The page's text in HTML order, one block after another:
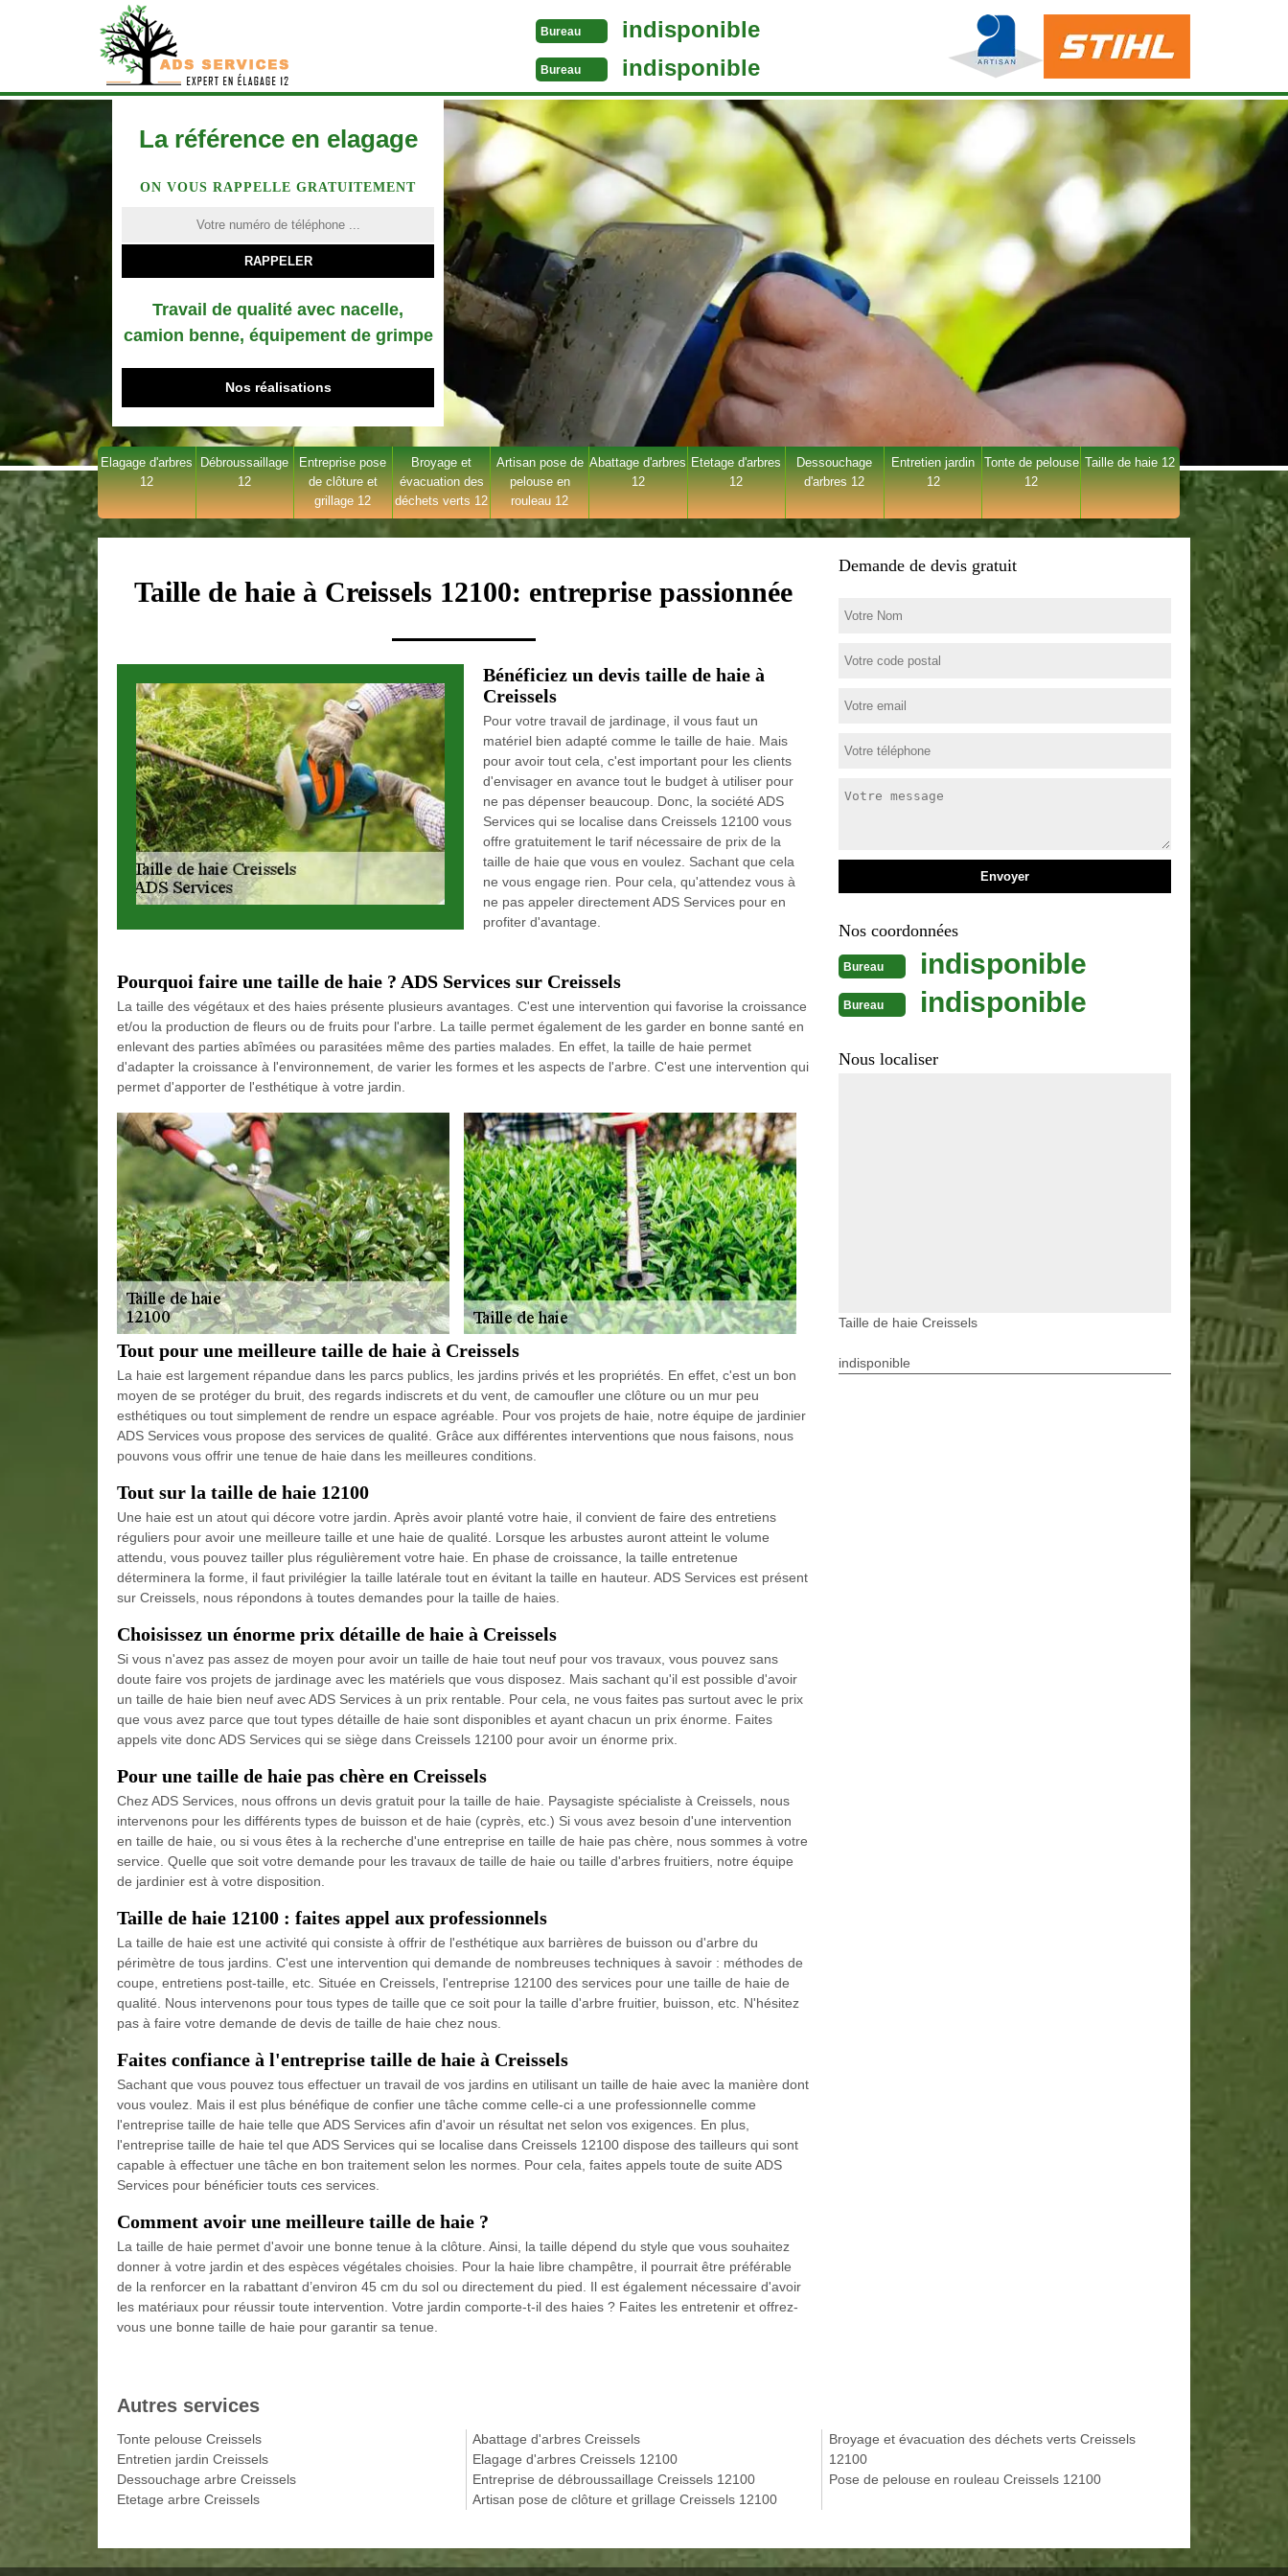
Bureau indisponible
Bureau indisponible
La référence en elagage
ON VOUS RAPPELLE GRATUITEMENT
Travail de qualité avec nacelle,
camion benne, équipement de grimpe
Nos réalisations
Elagage d'arbres
12
Débroussaillage
12
Entreprise pose
de clôture et
grillage 12
Broyage et
évacuation des
déchets verts 12
Artisan pose de
pelouse en
rouleau 12
Abattage d'arbres
12
Etetage d'arbres
12
Dessouchage
d'arbres 12
Entretien jardin
12
Tonte de pelouse
12
Taille de haie 12
Taille de haie à Creissels 12100: entreprise passionnée
Bénéficiez un devis taille de haie à
Creissels
Pour votre travail de jardinage, il vous faut un
matériel bien adapté comme le taille de haie. Mais
pour avoir tout cela, c'est important pour les clients
d'envisager en avance tout le budget à utiliser pour
ne pas dépenser beaucoup. Donc, la société ADS
Services qui se localise dans Creissels 12100 vous
offre gratuitement le tarif nécessaire de prix de la
taille de haie que vous en voulez. Sachant que cela
ne vous engage rien. Pour cela, qu'attendez vous à
ne pas appeler directement ADS Services pour en
profiter d'avantage.
Pourquoi faire une taille de haie ? ADS Services sur Creissels
La taille des végétaux et des haies présente plusieurs avantages. C'est une intervention qui favorise la croissance
et/ou la production de fleurs ou de fruits pour l'arbre. La taille permet également de les garder en bonne santé en
enlevant des parties abîmées ou parasitées même des parties malades. En effet, la taille de haie permet
d'adapter la croissance à l'environnement, de varier les formes et les aspects de l'arbre. C'est une intervention qui
permet d'apporter de l'esthétique à votre jardin.
Tout pour une meilleure taille de haie à Creissels
La haie est largement répandue dans les parcs publics, les jardins privés et les propriétés. En effet, c'est un bon
moyen de se protéger du bruit, des regards indiscrets et du vent, de camoufler une clôture ou un mur peu
esthétiques ou tout simplement de rendre un espace agréable. Pour vos projets de haie, notre équipe de jardinier
ADS Services vous propose des services de qualité. Grâce aux différentes interventions que nous faisons, nous
pouvons vous offrir une tenue de haie dans les meilleures conditions.
Tout sur la taille de haie 12100
Une haie est un atout qui décore votre jardin. Après avoir planté votre haie, il convient de faire des entretiens
réguliers pour avoir une meilleure taille et une haie de qualité. Lorsque les arbustes auront atteint le volume
attendu, vous pouvez tailler plus régulièrement votre haie. En phase de croissance, la taille entretenue
déterminera la forme, il faut privilégier la taille latérale tout en évitant la taille en hauteur. ADS Services est présent
sur Creissels, nous répondons à toutes demandes pour la taille de haies.
Choisissez un énorme prix détaille de haie à Creissels
Si vous n'avez pas assez de moyen pour avoir un taille de haie tout neuf pour vos travaux, vous pouvez sans
doute faire vos projets de jardinage avec les matériels que vous disposez. Mais sachant qu'il est possible d'avoir
un taille de haie bien neuf avec ADS Services à un prix rentable. Pour cela, ne vous faites pas surtout avec le prix
que vous avez parce que tout types détaille de haie sont disponibles et ayant chacun un prix énorme. Faites
appels vite donc ADS Services qui se siège dans Creissels 12100 pour avoir un énorme prix.
Pour une taille de haie pas chère en Creissels
Chez ADS Services, nous offrons un devis gratuit pour la taille de haie. Paysagiste spécialiste à Creissels, nous
intervenons pour les différents types de buisson et de haie (cyprès, etc.) Si vous avez besoin d'une intervention
en taille de haie, ou si vous êtes à la recherche d'une entreprise en taille de haie pas chère, nous sommes à votre
service. Quelle que soit votre demande pour les travaux de taille de haie ou taille d'arbres fruitiers, notre équipe
de jardinier est à votre disposition.
Taille de haie 12100 : faites appel aux professionnels
La taille de haie est une activité qui consiste à offrir de l'esthétique aux barrières de buisson ou d'arbre du
périmètre de tous jardins. C'est une intervention qui demande de nombreuses techniques à savoir : méthodes de
coupe, entretiens post-taille, etc. Située en Creissels, l'entreprise 12100 des services pour une taille de haie de
qualité. Nous intervenons pour tous types de taille que ce soit pour la taille d'arbre fruitier, buisson, etc. N'hésitez
pas à faire votre demande de devis de taille de haie chez nous.
Faites confiance à l'entreprise taille de haie à Creissels
Sachant que vous pouvez tous effectuer un travail de vos jardins en utilisant un taille de haie avec la manière dont
vous voulez. Mais il est plus bénéfique de confier une tâche comme celle-ci a une professionnelle comme
l'entreprise taille de haie telle que ADS Services afin d'avoir un résultat net selon vos exigences. En plus,
l'entreprise taille de haie tel que ADS Services qui se localise dans Creissels 12100 dispose des tailleurs qui sont
capable à effectuer une tâche en bon traitement selon les normes. Pour cela, faites appels toute de suite ADS
Services pour bénéficier touts ces services.
Comment avoir une meilleure taille de haie ?
La taille de haie permet d'avoir une bonne tenue à la clôture. Ainsi, la taille dépend du style que vous souhaitez
donner à votre jardin et des espèces végétales choisies. Pour la haie libre champêtre, il pourrait être préférable
de la renforcer en la rabattant d’environ 45 cm du sol ou directement du pied. Il est également nécessaire d'avoir
les matériaux pour réussir toute intervention. Votre jardin comporte-t-il des haies ? Faites les entretenir et offrez-
vous une bonne taille de haie pour garantir sa tenue.
Demande de devis gratuit
Nos coordonnées
Bureau indisponible
Bureau indisponible
Nous localiser
Taille de haie Creissels
indisponible
Autres services
Tonte pelouse Creissels
Entretien jardin Creissels
Dessouchage arbre Creissels
Etetage arbre Creissels
Abattage d'arbres Creissels
Elagage d'arbres Creissels 12100
Entreprise de débroussaillage Creissels 12100
Artisan pose de clôture et grillage Creissels 12100
Broyage et évacuation des déchets verts Creissels
12100
Pose de pelouse en rouleau Creissels 12100